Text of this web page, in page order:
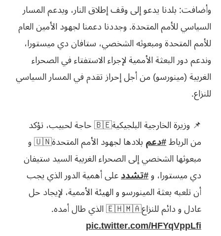
وأضافت: بلدنا يدعو إلى وقف إطلاق النار، ويدعم المسار
السياسي للأمم المتحدة. وجددنا دعمنا لجهود الأمين العام
للأمم المتحدة ومبعوثه الشخصي، ستافان دي ميستورا،
وندعم دور البعثة الأممية لإجراء الاستفتاء في الصحراء
الغربية (مينورسو) من أجل إحراز تقدم في المسار السياسي
للنزاع.
📌 وزيرة الخارجية البلجيكية🇧🇪 حاجة لحبيب، تؤكد
من الرباط#دعم
بلادها لجهود الأمم المتحدة🇺🇳 و
مبعوثها الشخصي إلى الصحراء الغربية السيد ستيفان
دي ميستورا، و#تشددعلى أهمية الدور الذي يجب
أن تلعبه بعثة المينورسو و الهيئة الأممية، لإيجاد حل
عادل و دائم للنزاع🇪🇭🇲🇦 الذي طال أمده.
pic.twitter.com/HFYqVppLfi